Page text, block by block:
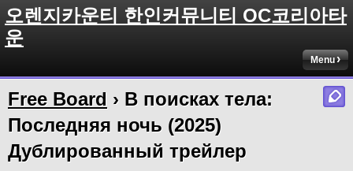
오렌지카운티 한인커뮤니티 OC코리아타
운
Menu
Free Board › В поисках тела:
Последняя ночь (2025)
Дублированный трейлер